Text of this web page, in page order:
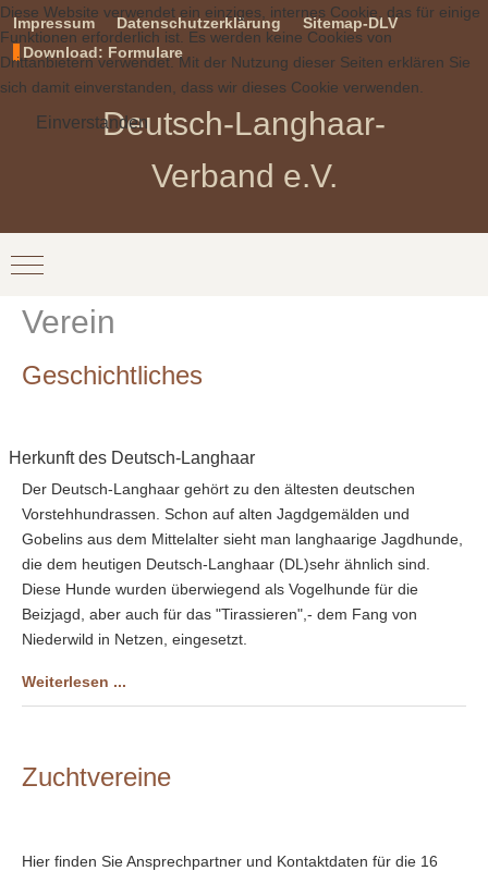
Impressum Datenschutzerklärung
Sitemap-DLV
Download: Formulare
Deutsch-Langhaar-
Verband e.V.
Mobile Menu Toggle
Verein
Geschichtliches
Herkunft des Deutsch-Langhaar
Der Deutsch-Langhaar gehört zu den ältesten deutschen
Vorstehhundrassen. Schon auf alten Jagdgemälden und
Gobelins aus dem Mittelalter sieht man langhaarige Jagdhunde,
die dem heutigen Deutsch-Langhaar (DL)sehr ähnlich sind.
Diese Hunde wurden überwiegend als Vogelhunde für die
Beizjagd, aber auch für das "Tirassieren",- dem Fang von
Niederwild in Netzen, eingesetzt.
Weiterlesen ...
Zuchtvereine
Hier finden Sie Ansprechpartner und Kontaktdaten für die 16
Diese Website verwendet ein einziges, internes Cookie, das für einige
Funktionen erforderlich ist. Es werden keine Cookies von
Drittanbietern verwendet. Mit der Nutzung dieser Seiten erklären Sie
sich damit einverstanden, dass wir dieses Cookie verwenden.
Einverstanden